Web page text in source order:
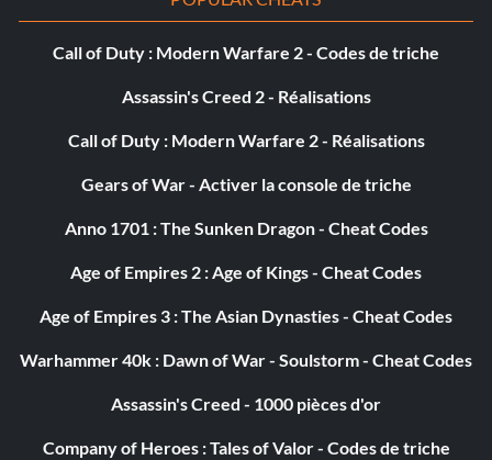
Call of Duty : Modern Warfare 2 - Codes de triche
Assassin's Creed 2 - Réalisations
Call of Duty : Modern Warfare 2 - Réalisations
Gears of War - Activer la console de triche
Anno 1701 : The Sunken Dragon - Cheat Codes
Age of Empires 2 : Age of Kings - Cheat Codes
Age of Empires 3 : The Asian Dynasties - Cheat Codes
Warhammer 40k : Dawn of War - Soulstorm - Cheat Codes
Assassin's Creed - 1000 pièces d'or
Company of Heroes : Tales of Valor - Codes de triche